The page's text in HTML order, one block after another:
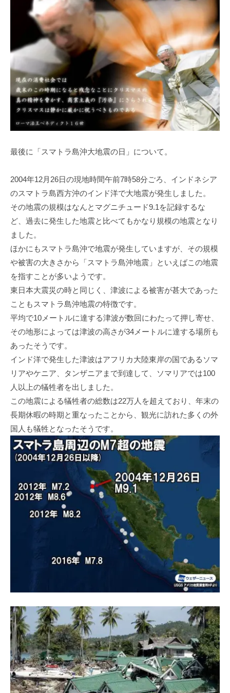
最後に「スマトラ島沖大地震の日」について。
2004年12月26日の現地時間午前7時58分ごろ、インドネシア
のスマトラ島西方沖のインド洋で大地震が発生しました。
その地震の規模はなんとマグニチュード9.1を記録するな
ど、過去に発生した地震と比べてもかなり規模の地震となり
ました。
ほかにもスマトラ島沖で地震が発生していますが、その規模
や被害の大きさから「スマトラ島沖地震」といえばこの地震
を指すことが多いようです。
東日本大震災の時と同じく、津波による被害が甚大であった
こともスマトラ島沖地震の特徴です。
平均で10メートルに達する津波が数回にわたって押し寄せ、
その地形によっては津波の高さが34メートルに達する場所も
あったそうです。
インド洋で発生した津波はアフリカ大陸東岸の国であるソマ
リアやケニア、タンザニアまで到達して、ソマリアでは100
人以上の犠牲者を出しました。
この地震による犠牲者の総数は22万人を超えており、年末の
長期休暇の時期と重なったことから、観光に訪れた多くの外
国人も犠牲となったそうです。